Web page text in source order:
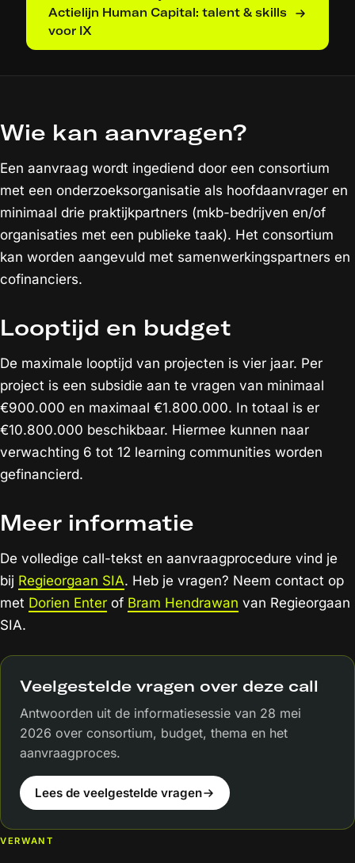
Actielijn Human Capital: talent & skills
voor IX
Wie kan aanvragen?
Een aanvraag wordt ingediend door een consortium
met een onderzoeksorganisatie als hoofdaanvrager en
minimaal drie praktijkpartners (mkb-bedrijven en/of
organisaties met een publieke taak). Het consortium
kan worden aangevuld met samenwerkingspartners en
cofinanciers.
Looptijd en budget
De maximale looptijd van projecten is vier jaar. Per
project is een subsidie aan te vragen van minimaal
€900.000 en maximaal €1.800.000. In totaal is er
€10.800.000 beschikbaar. Hiermee kunnen naar
verwachting 6 tot 12 learning communities worden
gefinancierd.
Meer informatie
De volledige call-tekst en aanvraagprocedure vind je
bij Regieorgaan SIA. Heb je vragen? Neem contact op
met Dorien Enter of Bram Hendrawan van Regieorgaan
SIA.
Veelgestelde vragen over deze call
Antwoorden uit de informatiesessie van 28 mei
2026 over consortium, budget, thema en het
aanvraagproces.
Lees de veelgestelde vragen
VERWANT